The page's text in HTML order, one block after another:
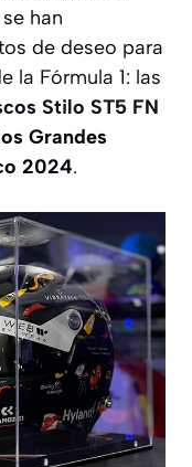
han
de deseo para
la Fórmula 1: las
Stilo ST5 FN
Grandes
2024.